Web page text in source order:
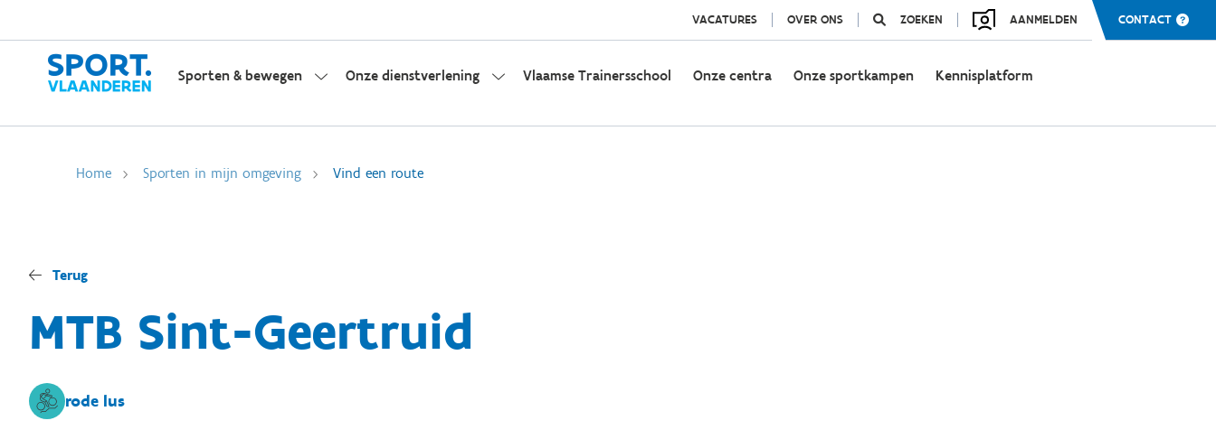
VACATURES OVER ONS ZOEKEN AANMELDEN CONTACT
Sporten & bewegen Onze dienstverlening Vlaamse Trainersschool Onze centra Onze sportkampen Kennisplatform
Home Sporten in mijn omgeving Vind een route
Terug
MTB Sint-Geertruid
rode lus